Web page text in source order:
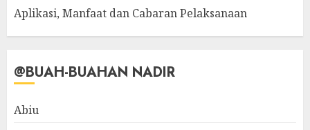
Aplikasi, Manfaat dan Cabaran Pelaksanaan
@BUAH-BUAHAN NADIR
Abiu